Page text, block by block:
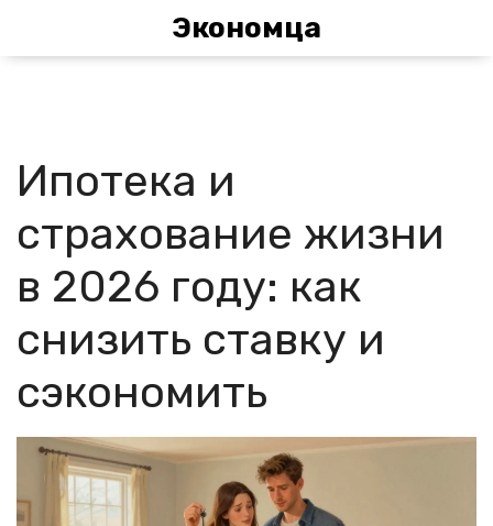
Экономца
Ипотека и
страхование жизни
в 2026 году: как
снизить ставку и
сэкономить